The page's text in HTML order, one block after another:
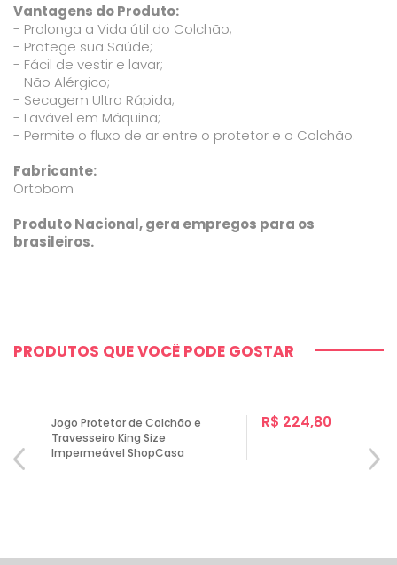
Vantagens do Produto:
- Prolonga a Vida útil do Colchão;
- Protege sua Saúde;
- Fácil de vestir e lavar;
- Não Alérgico;
- Secagem Ultra Rápida;
- Lavável em Máquina;
- Permite o fluxo de ar entre o protetor e o Colchão.
Fabricante:
Ortobom
Produto Nacional, gera empregos para os
brasileiros.
PRODUTOS QUE VOCÊ PODE GOSTAR
Jogo Protetor de Colchão e
Travesseiro King Size
Impermeável ShopCasa
R$ 224,80